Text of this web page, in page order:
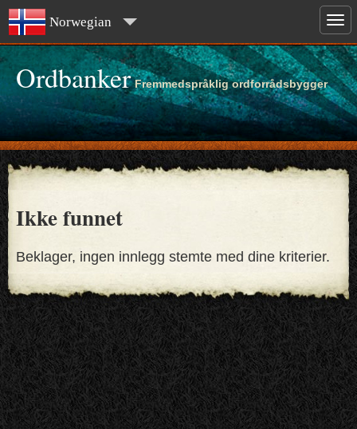
Norwegian
Ordbanker Fremmedspråklig ordforrådsbygger
Ikke funnet
Beklager, ingen innlegg stemte med dine kriterier.